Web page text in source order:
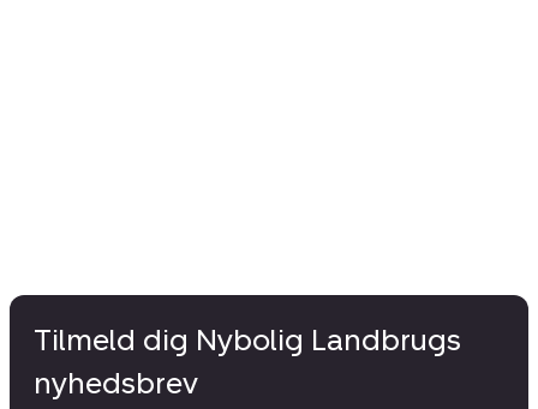
Tilmeld dig Nybolig Landbrugs
nyhedsbrev